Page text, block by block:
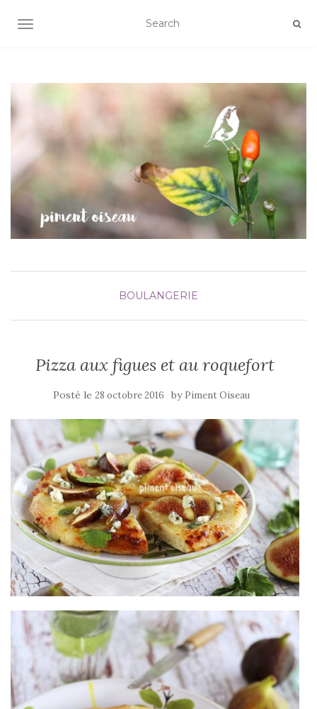
AFFICHER/MASQUER LA NAVIGATION
BOULANGERIE
Pizza aux figues et au roquefort
Posté le 28 octobre 2016 by Piment Oiseau